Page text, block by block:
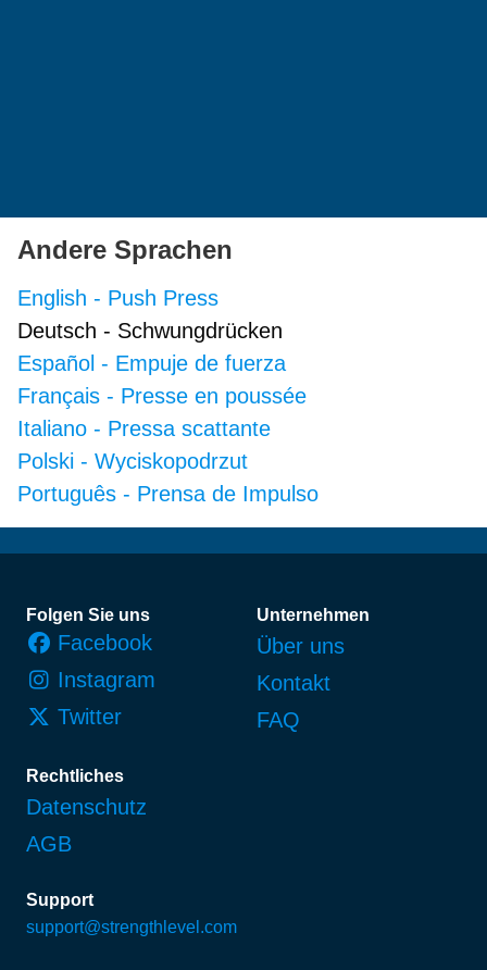
Andere Sprachen
English - Push Press
Deutsch - Schwungdrücken
Español - Empuje de fuerza
Français - Presse en poussée
Italiano - Pressa scattante
Polski - Wyciskopodrzut
Português - Prensa de Impulso
Fußzeile
Folgen Sie uns
Facebook
Instagram
Twitter
Unternehmen
Über uns
Kontakt
FAQ
Rechtliches
Datenschutz
AGB
Support
support@strengthlevel.com